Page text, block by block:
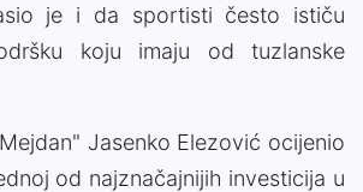
je i da sportisti često ističu
koju imaju od tuzlanske
Jasenko Elezović ocijenio
od najznačajnijih investicija u